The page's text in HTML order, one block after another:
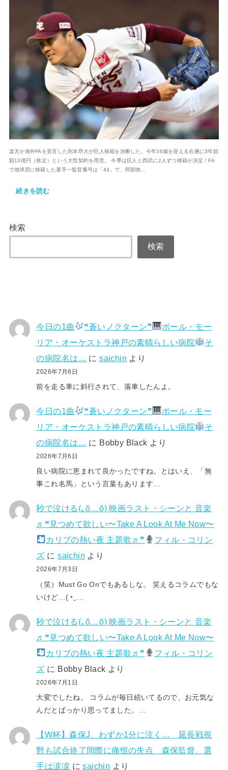
楽天か海外FAを宣言した則本昂大が巨人移籍を決断した。今年36歳を迎える右腕に3年総
額13億円（推定）という大型契約を用意。 今季は巨人と西武に2人ずつ移籍が決定！FA
で他球団に移籍した選手一覧背番号は「43」で、阿部慎...
続きを読む
検索
検索
今日の1曲 ❝蒼いノクターン❞
ポール・モー
リア・オーケストラ神戸の素晴らしい病院
そ
の病院名は…
にsaichin より
2026年7月6日
前を走る車に斜行されて、落車したんよ。
今日の1曲 ❝蒼いノクターン❞
ポール・モー
リア・オーケストラ神戸の素晴らしい病院
そ
の病院名は… に Bobby Black より
2026年7月6日
良い病院に恵まれて良かったですね。とはいえ、「無
事これ名馬」という言葉もあります…
秒で泣ける(⁠｡⁠ŏ⁠﹏⁠ŏ⁠) 映画ラスト・シーンと 音楽
♬❝見つめて欲しい〜Take A Look At Me Now〜
カリブの熱い夜 主題歌♬❞
フィル・コリン
ズ にsaichin より
2026年7月3日
（笑）Must Go Onでもあるしな。 笑えるコラムでもな
いけど…(⁠◔⁠‿⁠…
秒で泣ける(⁠｡⁠ŏ⁠﹏⁠ŏ⁠) 映画ラスト・シーンと 音楽
♬❝見つめて欲しい〜Take A Look At Me Now〜
カリブの熱い夜 主題歌♬❞
フィル・コリン
ズ に Bobby Black より
2026年7月1日
大変でしたね。 コラムが毎日続いてるので、お元気な
んだとばっかり思ってました。…
【W杯】森保J、わずか1分に泣く… 延長戦視
野も試合終了間際に痛恨の失点 森保監督、選
手は涙涙 にsaichin より